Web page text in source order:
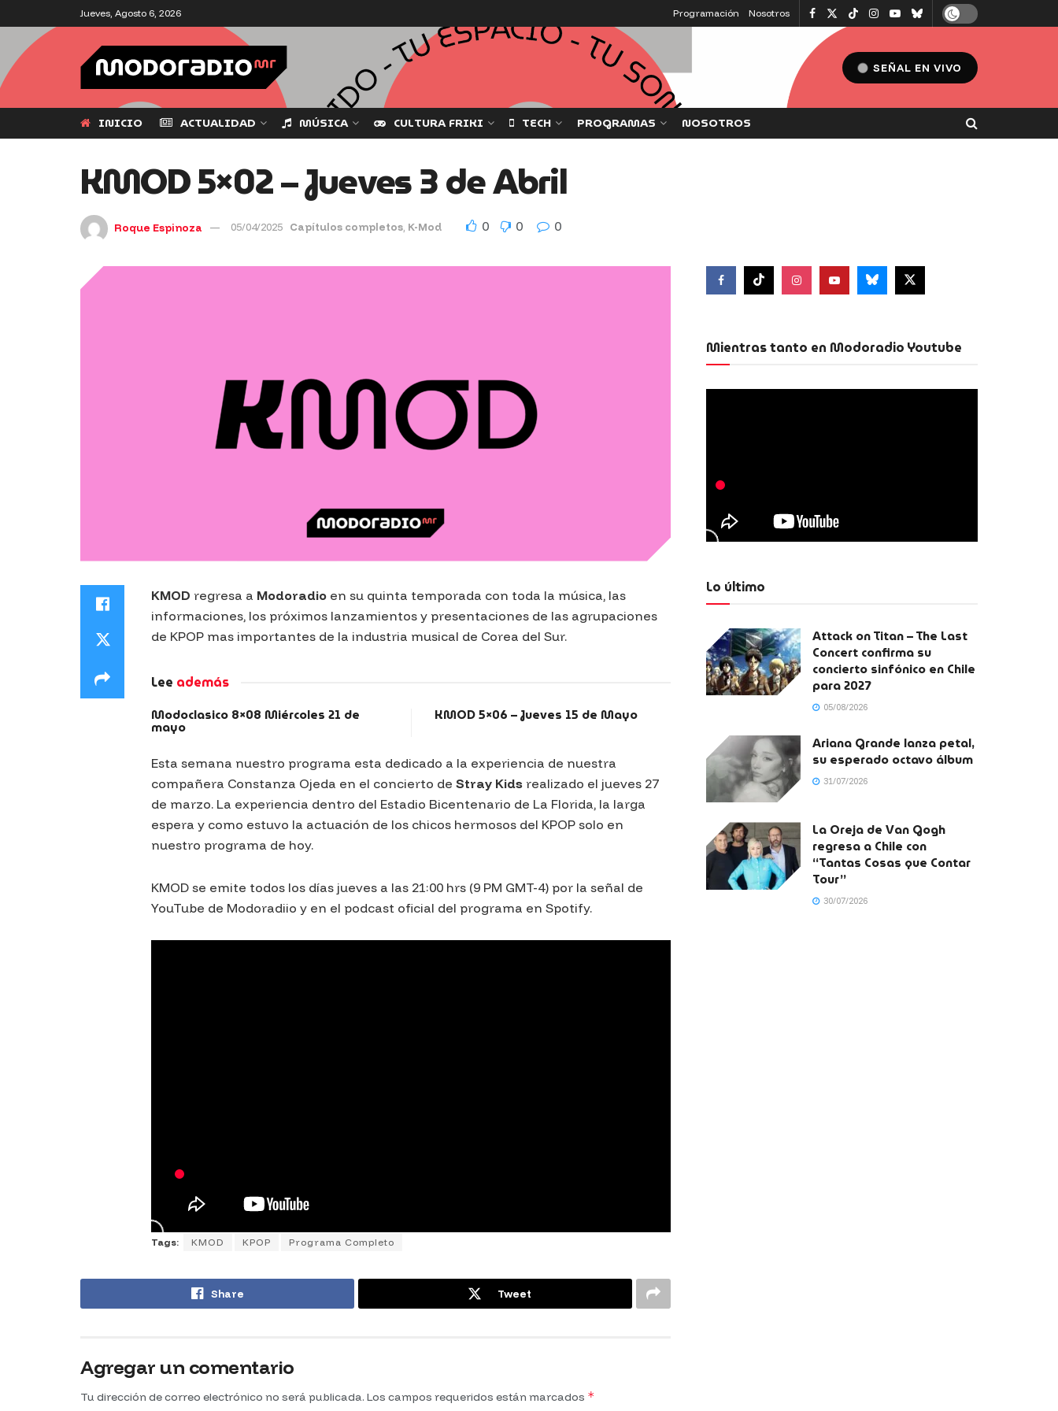
Jueves, Agosto 6, 2026 Programación Nosotros
SEÑAL EN VIVO
INICIO ACTUALIDAD MÚSICA CULTURA FRIKI TECH PROGRAMAS NOSOTROS
KMOD 5×02 – Jueves 3 de Abril
Roque Espinoza 05/04/2025 Capítulos completos, K-Mod 0 0 0
KMOD regresa a Modoradio en su quinta temporada con toda la música, las
informaciones, los próximos lanzamientos y presentaciones de las agrupaciones
de KPOP mas importantes de la industria musical de Corea del Sur.
Lee además
Modoclasico 8×08 Miércoles 21 de
mayo
KMOD 5×06 – Jueves 15 de Mayo
Esta semana nuestro programa esta dedicado a la experiencia de nuestra
compañera Constanza Ojeda en el concierto de Stray Kids realizado el jueves 27
de marzo. La experiencia dentro del Estadio Bicentenario de La Florida, la larga
espera y como estuvo la actuación de los chicos hermosos del KPOP solo en
nuestro programa de hoy.
KMOD se emite todos los días jueves a las 21:00 hrs (9 PM GMT-4) por la señal de
YouTube de Modoradiio y en el podcast oficial del programa en Spotify.
Tags: KMOD KPOP Programa Completo
Share Tweet
Agregar un comentario
Tu dirección de correo electrónico no será publicada. Los campos requeridos están marcados *
Mientras tanto en Modoradio Youtube
Lo último
Attack on Titan – The Last
Concert confirma su
concierto sinfónico en Chile
para 2027
05/08/2026
Ariana Grande lanza petal,
su esperado octavo álbum
31/07/2026
La Oreja de Van Gogh
regresa a Chile con
“Tantas Cosas que Contar
Tour”
30/07/2026